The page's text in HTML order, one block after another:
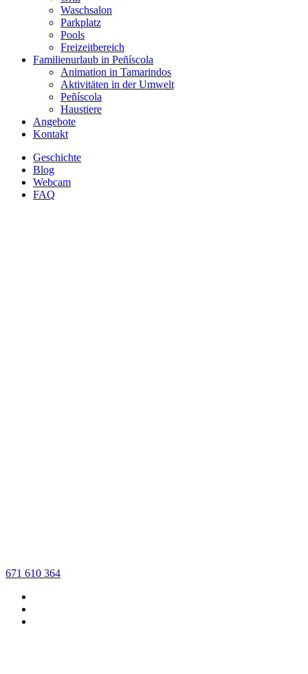
Waschsalon
Parkplatz
Pools
Freizeitbereich
Familienurlaub in Peñíscola
Animation in Tamarindos
Aktivitäten in der Umwelt
Peñíscola
Haustiere
Angebote
Kontakt
Geschichte
Blog
Webcam
FAQ
671 610 364